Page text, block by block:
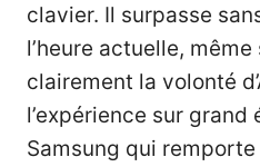
clavier. Il surpasse
l’heure actuelle,
clairement la volonté
l’expérience sur grand
Samsung qui